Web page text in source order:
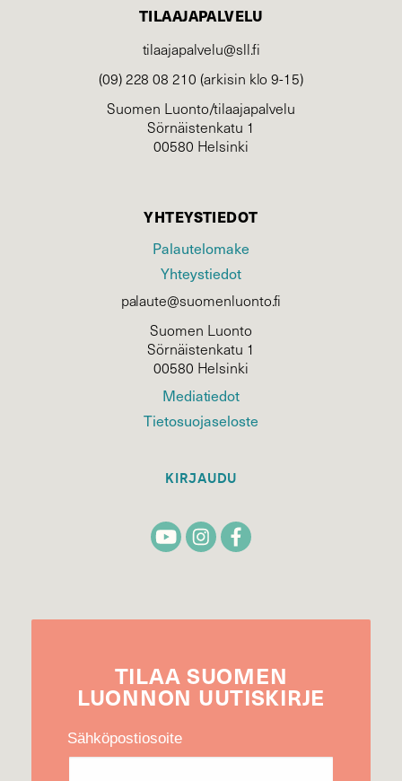
TILAAJAPALVELU
tilaajapalvelu@sll.fi
(09) 228 08 210 (arkisin klo 9-15)
Suomen Luonto/tilaajapalvelu
Sörnäistenkatu 1
00580 Helsinki
YHTEYSTIEDOT
Palautelomake
Yhteystiedot
palaute@suomenluonto.fi
Suomen Luonto
Sörnäistenkatu 1
00580 Helsinki
Mediatiedot
Tietosuojaseloste
KIRJAUDU
TILAA SUOMEN
LUONNON UUTIS­KIRJE
Sähköpostiosoite